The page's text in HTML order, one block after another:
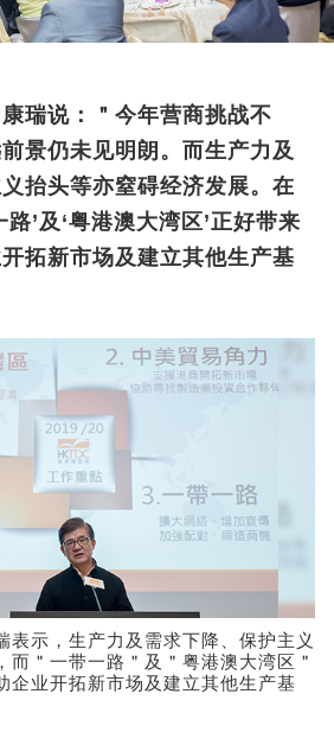
瑞说：＂今年营商挑战不
景仍未见明朗。而生产力及
抬头等亦窒碍经济发展。在
’及‘粤港澳大湾区’正好带来
拓新市场及建立其他生产基
表示，生产力及需求下降、保护主义
而＂一带一路＂及＂粤港澳大湾区＂
企业开拓新市场及建立其他生产基